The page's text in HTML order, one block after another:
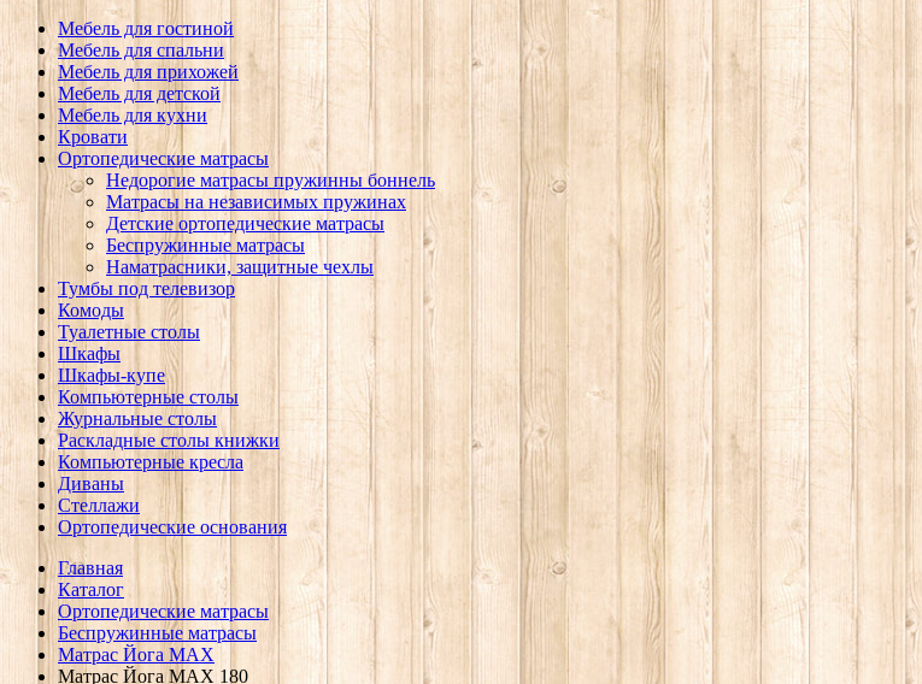
Мебель для гостиной
Мебель для спальни
Мебель для прихожей
Мебель для детской
Мебель для кухни
Кровати
Ортопедические матрасы
Недорогие матрасы пружинны боннель
Матрасы на независимых пружинах
Детские ортопедические матрасы
Беспружинные матрасы
Наматрасники, защитные чехлы
Тумбы под телевизор
Комоды
Туалетные столы
Шкафы
Шкафы-купе
Компьютерные столы
Журнальные столы
Раскладные столы книжки
Компьютерные кресла
Диваны
Стеллажи
Ортопедические основания
Главная
Каталог
Ортопедические матрасы
Беспружинные матрасы
Матрас Йога MAX
Матрас Йога MAX 180